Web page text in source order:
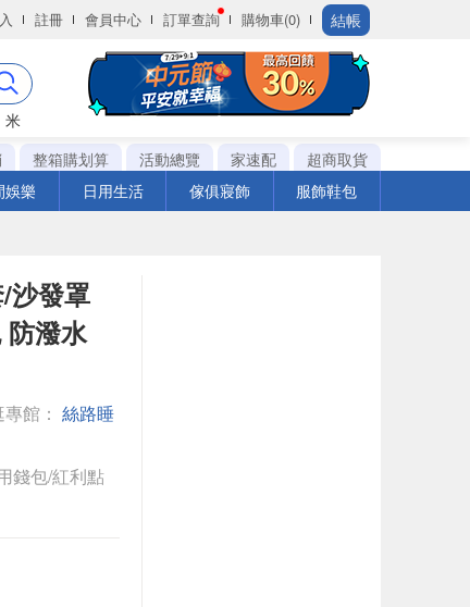
註冊 會員中心 訂單查詢 購物車(0) 結帳
米
整箱購划算 活動總覽 家速配
超商取貨
娛樂 日用生活 傢俱寢飾 服飾鞋包
沙發罩
防潑水
館： 絲路睡
錢包/紅利點